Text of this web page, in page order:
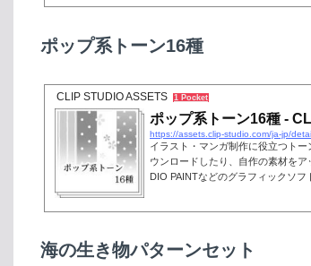
ポップ系トーン16種
CLIP STUDIO ASSETS 1 Pocket
ポップ系トーン16種 -
https://assets.clip-studio.com/ja-jp/
イラスト・マンガ制作に役立つト
ウンロードしたり、自作の素材を
DIO PAINTなどのグラフィックソフ
海の生き物パターンセット